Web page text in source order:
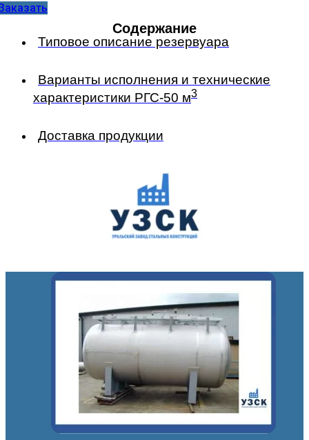
Содержание
Типовое описание резервуара
Варианты исполнения и технические
характеристики РГС-50 м3
Доставка продукции